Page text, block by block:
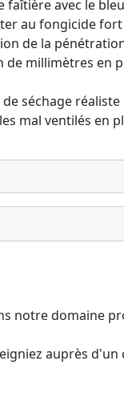
faîtière avec le
au fongicide
de la
millimètres en
séchage
mal ventilés en
notre domaine
auprès